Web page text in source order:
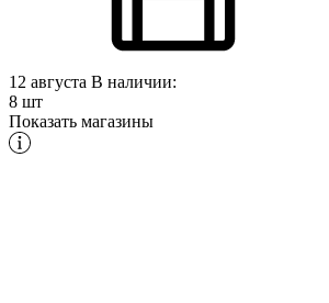
12 августа В наличии:
8 шт
Показать магазины